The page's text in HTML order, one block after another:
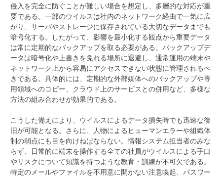
侵入を完全に防ぐことが難しい場合を想定し、多層的な対応が重
要である。一部のウイルスは社内のネットワーク経由で一気に広
がり、サーバやストレージに保存されている大切なデータまでも
暗号化する。したがって、影響を最小化する観点から重要データ
は常に定期的なバックアップを取る必要がある。バックアップデ
ータは暗号化や上書きを免れる場所に退避し、通常運用の端末や
ネットワーク上から容易にアクセスできない状態に管理されるべ
きである。具体的には、定期的な外部媒体へのバックアップや専
用領域へのコピー、クラウド上のサービスとの併用など、多様な
方法の組み合わせが効果的である。
こうした備えにより、ウイルスによるデータ損失時でも迅速な復
旧が可能となる。さらに、人物によるヒューマンエラーや組織体
制の弱点にも目を向けねばならない。情報システム担当者のみな
らず、日常的に端末を操作する全ての社員がウイルスによる手口
やリスクについて知識を持つような教育・訓練が不可欠である。
特定のメールやファイルを不用意に開かない注意喚起、パスワー